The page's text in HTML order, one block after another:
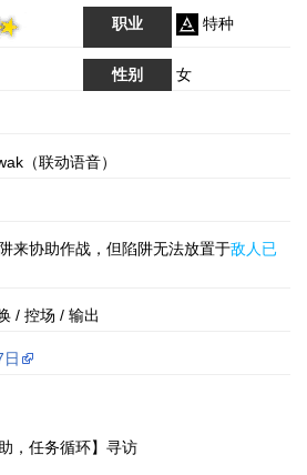
职业 特种
性别 女
（联动语音）
来协助作战，但陷阱无法放置于敌人已
/ 控场 / 输出
，任务循环】寻访